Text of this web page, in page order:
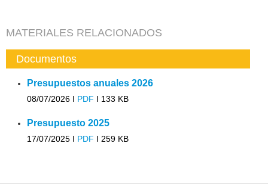
MATERIALES RELACIONADOS
Documentos
Presupuestos anuales 2026
08/07/2026 I PDF I 133 KB
Presupuesto 2025
17/07/2025 I PDF I 259 KB